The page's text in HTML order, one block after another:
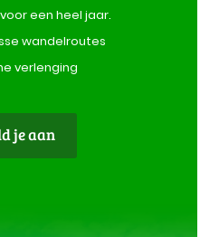
een heel jaar.
wandelroutes
verlenging
je aan